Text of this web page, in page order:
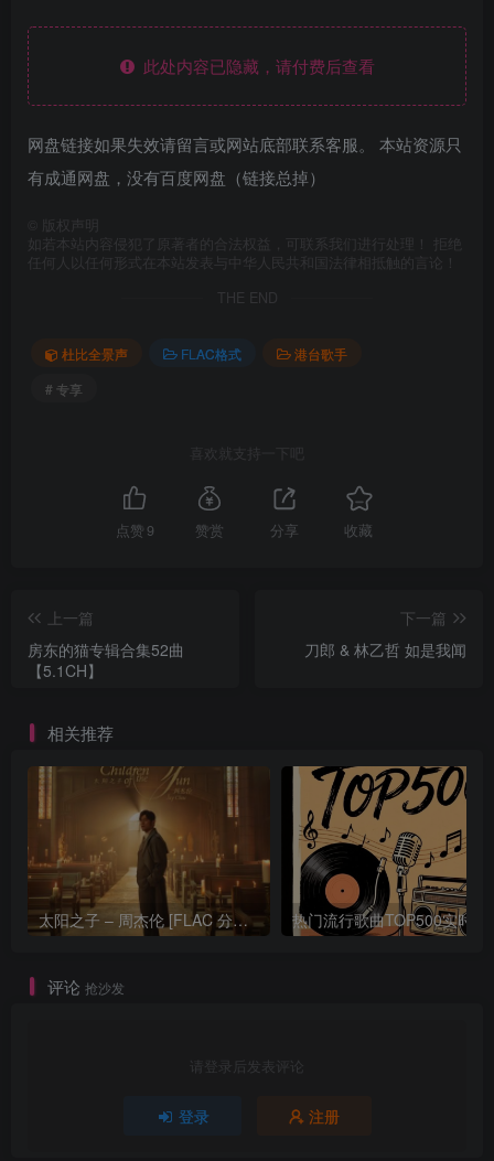
此处内容已隐藏，请付费后查看
网盘链接如果失效请留言或网站底部联系客服。 本站资源只
有成通网盘，没有百度网盘（链接总掉）
版权声明
如若本站内容侵犯了原著者的合法权益，可联系我们进行处理！ 拒绝
任何人以任何形式在本站发表与中华人民共和国法律相抵触的言论！
THE END
杜比全景声 FLAC格式
港台歌手
# 专享
喜欢就支持一下吧
点赞 9 赞赏 分享 收藏
上一篇
房东的猫专辑合集52曲
【5.1CH】
下一篇
刀郎 & 林乙哲 如是我闻
相关推荐
太阳之子 – 周杰伦 [FLAC 分轨 192Khz 24bit]
评论 抢沙发
请登录后发表评论
登录 注册